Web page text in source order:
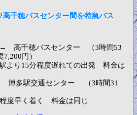
高千穂バスセンター間を特急バス
高千穂バスセンター （3時間53
円）
より15分程度遅れての出発 料金は
博多駅交通センター （3時間31
度早く着く 料金は同じ